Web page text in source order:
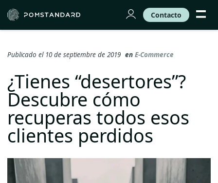
Contacto
Publicado el 10 de septiembre de 2019 en E-Commerce
¿Tienes “desertores”?
Descubre cómo
recuperas todos esos
clientes perdidos